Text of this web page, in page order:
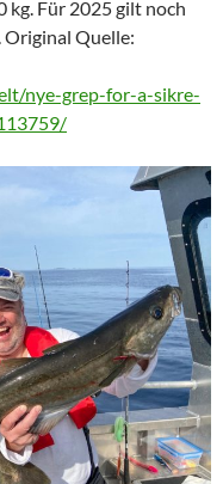
kg. Für 2025 gilt noch
Original Quelle:
nye-grep-for-a-sikre-